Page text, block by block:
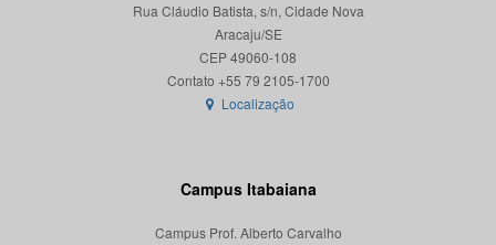
Rua Cláudio Batista, s/n, Cidade Nova
Aracaju/SE
CEP 49060-108
Localização
Campus Itabaiana
Campus Prof. Alberto Carvalho